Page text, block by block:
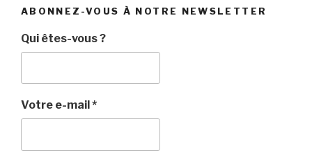
ABONNEZ-VOUS À NOTRE NEWSLETTER
Qui êtes-vous ?
Votre e-mail *